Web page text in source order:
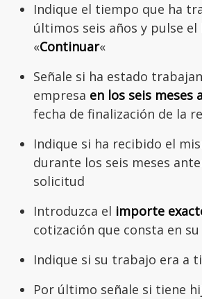
Indique el tiempo que ha
últimos seis años y pulse
«Continuar«
Señale si ha estado
empresa en los seis meses
fecha de finalización de la
Indique si ha recibido el
durante los seis meses
solicitud
Introduzca el importe
cotización que consta en
Indique si su trabajo era a
Por último señale si tiene